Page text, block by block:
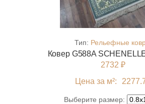
Тип: Рельефные
Ковер G588A
2732 ₽
Цена за м²:
Выберите размер: